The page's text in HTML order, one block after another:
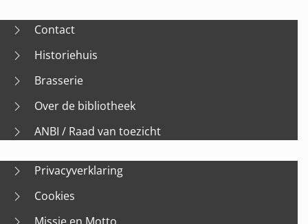
Contact
Historiehuis
Brasserie
Over de bibliotheek
ANBI / Raad van toezicht
Privacyverklaring
Cookies
Missie en Motto